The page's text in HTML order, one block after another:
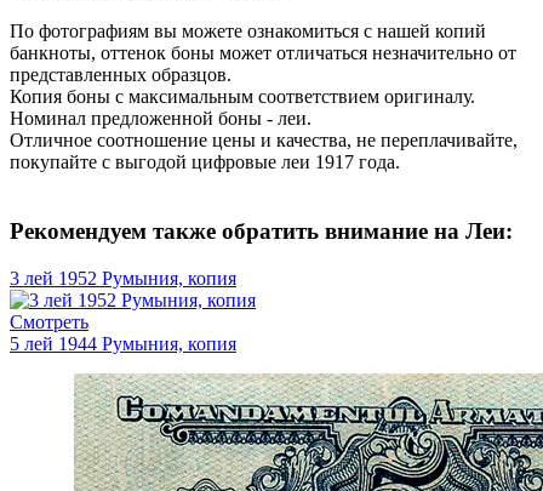
По фотографиям вы можете ознакомиться с нашей копий
банкноты, оттенок боны может отличаться незначительно от
представленных образцов.
Копия боны с максимальным соответствием оригиналу.
Номинал предложенной боны - леи.
Отличное соотношение цены и качества, не переплачивайте,
покупайте с выгодой цифровые леи 1917 года.
Рекомендуем также обратить внимание на Леи:
3 лей 1952 Румыния, копия
Смотреть
5 лей 1944 Румыния, копия